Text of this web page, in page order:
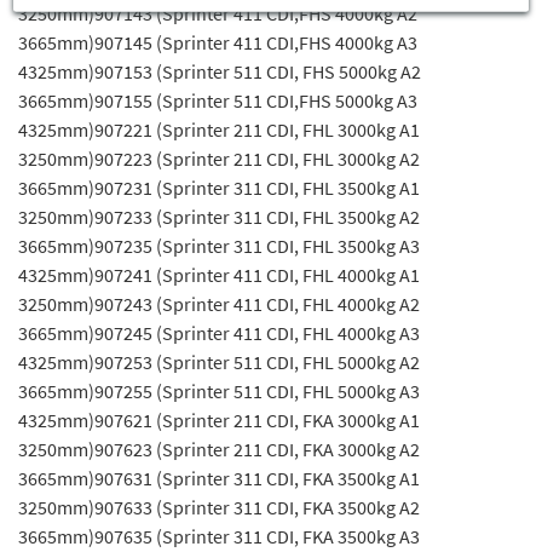
3250mm)907143 (Sprinter 411 CDI,FHS 4000kg A2
3665mm)907145 (Sprinter 411 CDI,FHS 4000kg A3
4325mm)907153 (Sprinter 511 CDI, FHS 5000kg A2
3665mm)907155 (Sprinter 511 CDI,FHS 5000kg A3
4325mm)907221 (Sprinter 211 CDI, FHL 3000kg A1
3250mm)907223 (Sprinter 211 CDI, FHL 3000kg A2
3665mm)907231 (Sprinter 311 CDI, FHL 3500kg A1
3250mm)907233 (Sprinter 311 CDI, FHL 3500kg A2
3665mm)907235 (Sprinter 311 CDI, FHL 3500kg A3
4325mm)907241 (Sprinter 411 CDI, FHL 4000kg A1
3250mm)907243 (Sprinter 411 CDI, FHL 4000kg A2
3665mm)907245 (Sprinter 411 CDI, FHL 4000kg A3
4325mm)907253 (Sprinter 511 CDI, FHL 5000kg A2
3665mm)907255 (Sprinter 511 CDI, FHL 5000kg A3
4325mm)907621 (Sprinter 211 CDI, FKA 3000kg A1
3250mm)907623 (Sprinter 211 CDI, FKA 3000kg A2
3665mm)907631 (Sprinter 311 CDI, FKA 3500kg A1
3250mm)907633 (Sprinter 311 CDI, FKA 3500kg A2
3665mm)907635 (Sprinter 311 CDI, FKA 3500kg A3